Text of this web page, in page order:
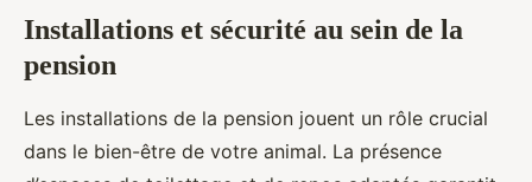
Installations et sécurité au sein de la
pension
Les installations de la pension jouent un rôle crucial
dans le bien-être de votre animal. La présence